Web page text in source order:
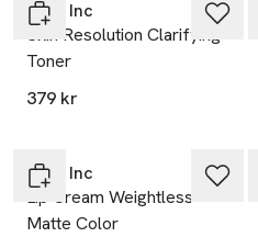
Rose Inc
Skin Resolution Clarifying
Toner
379 kr
Rose Inc
Lip Cream Weightless
Matte Color